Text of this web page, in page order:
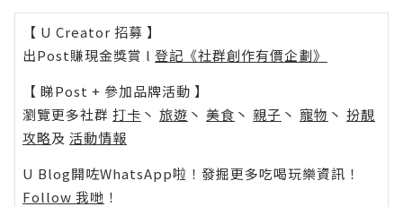
【 U Creator 招募 】
出Post賺現金獎賞 l 登記《社群創作有價企劃》
【 睇Post + 參加品牌活動 】
瀏覽更多社群 打卡 丶 旅遊 丶 美食 丶 親子 丶 寵物 丶 扮靚
攻略及 活動情報
U Blog開咗WhatsApp啦！發掘更多吃喝玩樂資訊！
Follow 我哋 ！